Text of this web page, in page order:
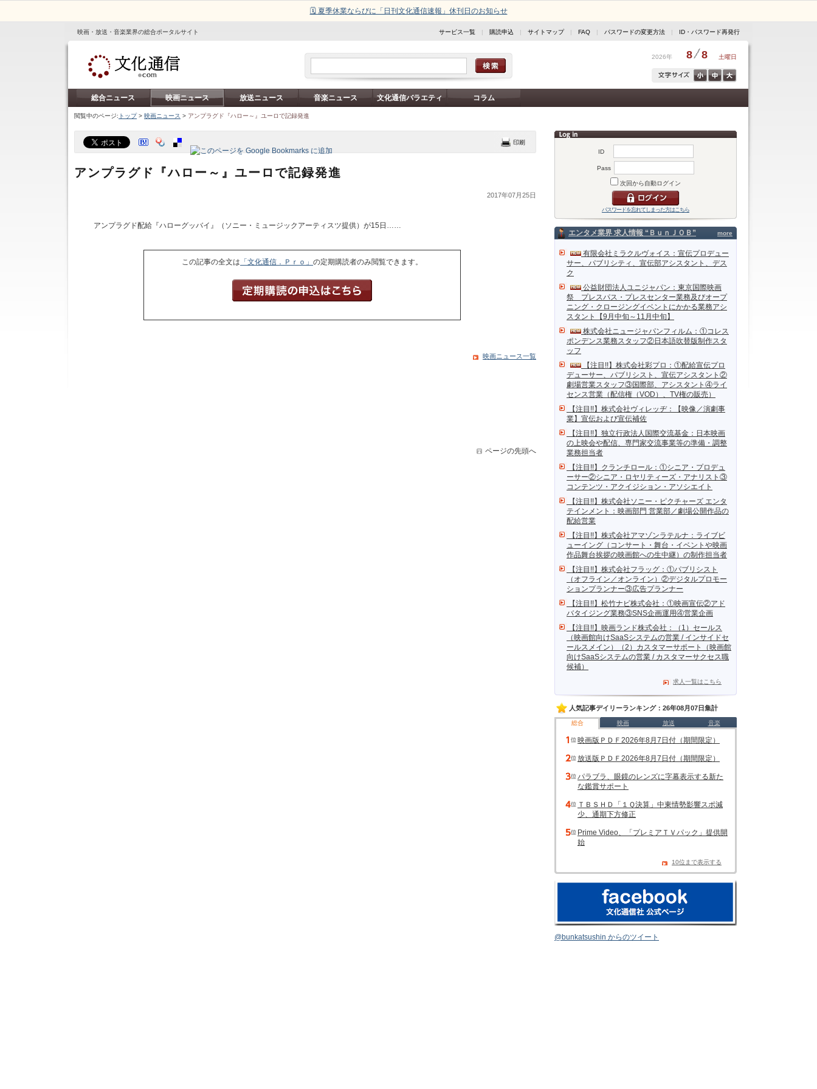
🗓️ 夏季休業ならびに「日刊文化通信速報」休刊日のお知らせ
映画・放送・音楽業界の総合ポータルサイト サービス一覧 | 購読申込 | サイトマップ| FAQ | パスワードの変更方法 | ID・パスワード再発行
2026年 8 8 土曜日
総合ニュース 映画ニュース 放送ニュース 音楽ニュース 文化通信バラエティ コラム
閲覧中のページ: トップ> 映画ニュース > アンプラグド『ハロー～』ユーロで記録発進
ID
Pass
次回から自動ログイン
パスワードを忘れてしまった方はこちら
more
エンタメ業界 求人情報 “ＢｕｎＪＯＢ”
有限会社ミラクルヴォイス：宣伝プロデュー
サー、パブリシティ、宣伝部アシスタント、デス
ク
公益財団法人ユニジャパン：東京国際映画
祭 プレスパス・プレスセンター業務及びオープ
ニング・クロージングイベントにかかる業務アシ
スタント【9月中旬～11月中旬】
株式会社ニュージャパンフィルム：①コレス
ポンデンス業務スタッフ②日本語吹替版制作スタ
ッフ
【注目!!】株式会社彩プロ：①配給宣伝プロ
デューサー、パブリシスト、宣伝アシスタント②
劇場営業スタッフ③国際部、アシスタント④ライ
センス営業（配信権（VOD）、TV権の販売）
【注目!!】株式会社ヴィレッヂ：【映像／演劇事
業】宣伝および宣伝補佐
【注目!!】独立行政法人国際交流基金：日本映画
の上映会や配信、専門家交流事業等の準備・調整
業務担当者
【注目!!】クランチロール：①シニア・プロデュ
ーサー②シニア・ロヤリティーズ・アナリスト③
コンテンツ・アクイジション・アソシエイト
【注目!!】株式会社ソニー・ピクチャーズ エンタ
テインメント：映画部門 営業部／劇場公開作品の
配給営業
【注目!!】株式会社アマゾンラテルナ：ライブビ
ューイング（コンサート・舞台・イベントや映画
作品舞台挨拶の映画館への生中継）の制作担当者
【注目!!】株式会社フラッグ：①パブリシスト
（オフライン／オンライン）②デジタルプロモー
ションプランナー③広告プランナー
【注目!!】松竹ナビ株式会社：①映画宣伝②アド
バタイジング業務③SNS企画運用④営業企画
【注目!!】映画ランド株式会社：（1）セールス
（映画館向けSaaSシステムの営業 / インサイドセ
ールスメイン）（2）カスタマーサポート（映画館
向けSaaSシステムの営業 / カスタマーサクセス職
候補）
求人一覧はこちら
人気記事デイリーランキング：26年08月07日集計
総合 映画 放送 音楽
映画版ＰＤＦ2026年8月7日付（期間限定）
放送版ＰＤＦ2026年8月7日付（期間限定）
パラブラ、眼鏡のレンズに字幕表示する新た
な鑑賞サポート
ＴＢＳＨＤ「１Ｑ決算」中東情勢影響スポ減
少、通期下方修正
Prime Video、「プレミアＴＶパック」提供開
始
10位まで表示する
@bunkatsushin からのツイート
アンプラグド『ハロー～』ユーロで記録発進
2017年07月25日
アンプラグド配給『ハローグッバイ』（ソニー・ミュージックアーティスツ提供）が15日……
この記事の全文は 「文化通信．Ｐｒｏ」 の定期購読者のみ閲覧できます。
映画ニュース一覧
ページの先頭へ